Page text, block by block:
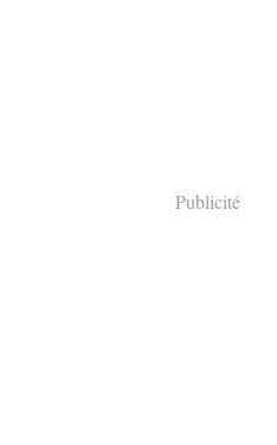
Publicité